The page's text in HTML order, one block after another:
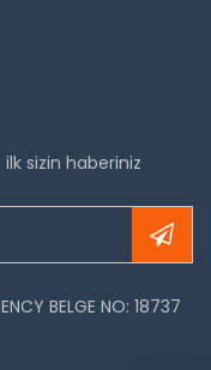
sizin haberiniz
BELGE NO: 18737